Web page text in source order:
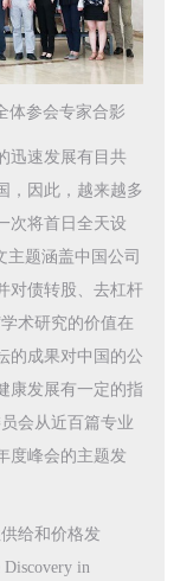
体参会专家合影
迅速发展有目共
，因此，越来越多
次将首日全天设
主题涵盖中国公司
对债转股、去杠杆
术研究的价值在
的成果对中国的公
康发展有一定的指
会从近百篇专业
度峰会的主题发
给和价格发
in